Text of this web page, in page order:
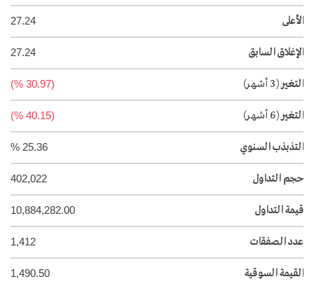
الأعلى 27.24
الإغلاق السابق 27.24
التغير(3 أشهر) (30.97 %)
التغير(6 أشهر) (40.15 %)
التذبذب السنوي 25.36 %
حجم التداول 402,022
قيمة التداول 10,884,282.00
عدد الصفقات 1,412
القيمة السوقية 1,490.50